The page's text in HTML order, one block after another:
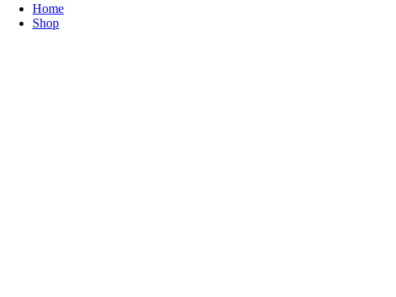
Home
Shop